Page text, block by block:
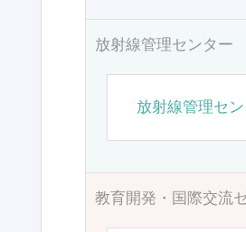
放射線管理センター
放射線管理セ
教育開発・国際交流